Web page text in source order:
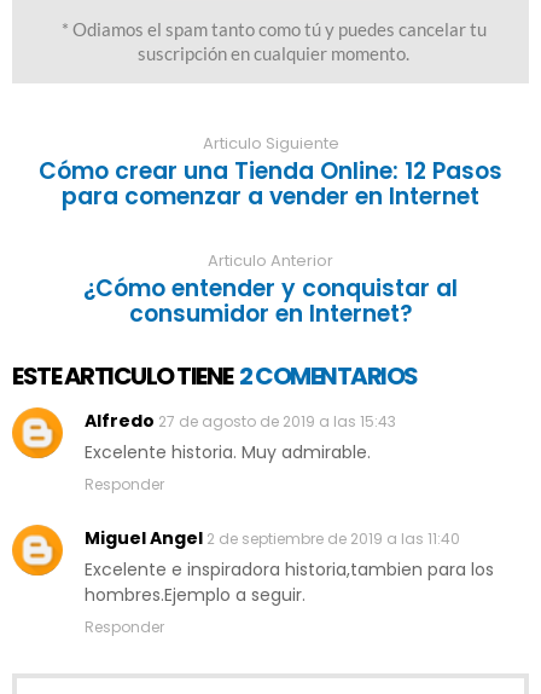
Articulo Siguiente
Cómo crear una Tienda Online: 12 Pasos
para comenzar a vender en Internet
Articulo Anterior
¿Cómo entender y conquistar al
consumidor en Internet?
ESTE ARTICULO TIENE 2 COMENTARIOS
Alfredo 27 de agosto de 2019 a las 15:43
Excelente historia. Muy admirable.
Responder
Miguel Angel 2 de septiembre de 2019 a las 11:40
Excelente e inspiradora historia,tambien para los
hombres.Ejemplo a seguir.
Responder